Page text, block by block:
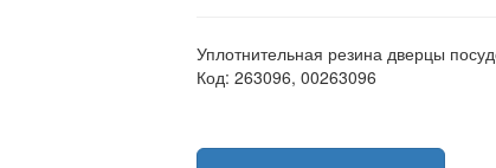
Уплотнительная резина дверцы
Код: 263096, 00263096